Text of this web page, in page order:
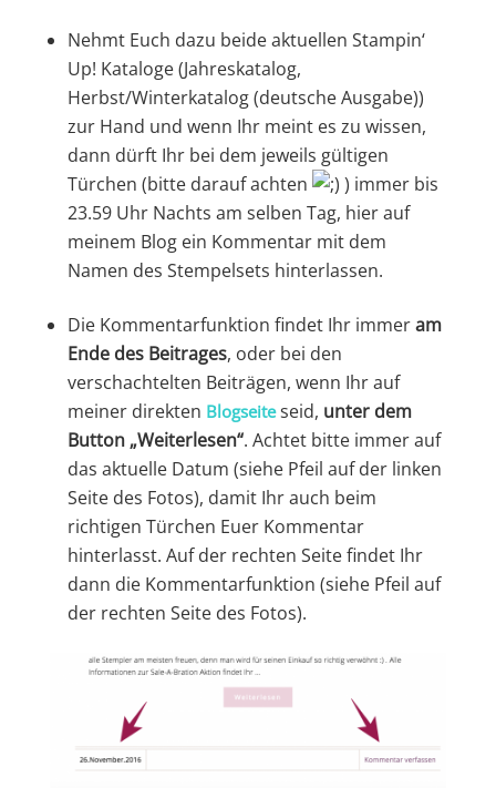
Nehmt Euch dazu beide aktuellen Stampin‘
Up! Kataloge (Jahreskatalog,
Herbst/Winterkatalog (deutsche Ausgabe))
zur Hand und wenn Ihr meint es zu wissen,
dann dürft Ihr bei dem jeweils gültigen
Türchen (bitte darauf achten
) immer bis
23.59 Uhr Nachts am selben Tag, hier auf
meinem Blog ein Kommentar mit dem
Namen des Stempelsets hinterlassen.
Die Kommentarfunktion findet Ihr immeram
Ende des Beitrages, oder bei den
verschachtelten Beiträgen, wenn Ihr auf
meiner direkten Blogseiteseid, unter dem
Button „Weiterlesen“. Achtet bitte immer auf
das aktuelle Datum (siehe Pfeil auf der linken
Seite des Fotos), damit Ihr auch beim
richtigen Türchen Euer Kommentar
hinterlasst. Auf der rechten Seite findet Ihr
dann die Kommentarfunktion (siehe Pfeil auf
der rechten Seite des Fotos).